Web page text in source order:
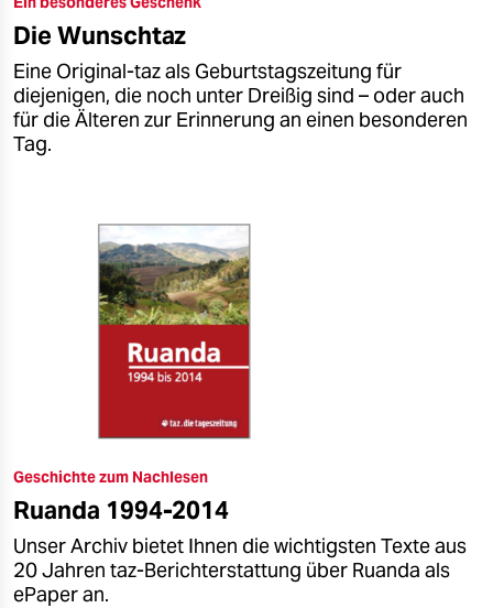
epaper login
Die Wunschtaz
Eine Original-taz als Geburtstagszeitung für
diejenigen, die noch unter Dreißig sind – oder auch
für die Älteren zur Erinnerung an einen besonderen
Tag.
Geschichte zum Nachlesen
Ruanda 1994-2014
Unser Archiv bietet Ihnen die wichtigsten Texte aus
20 Jahren taz-Berichterstattung über Ruanda als
ePaper an.